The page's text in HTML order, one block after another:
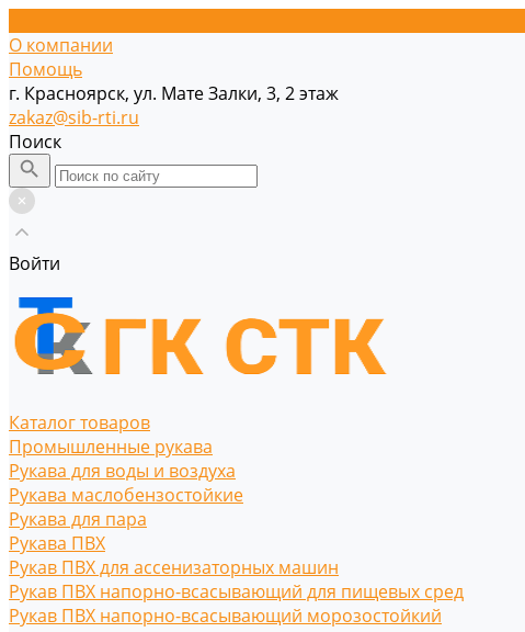
О компании
Помощь
г. Красноярск, ул. Мате Залки, 3, 2 этаж
zakaz@sib-rti.ru
Поиск
Войти
Каталог товаров
Промышленные рукава
Рукава для воды и воздуха
Рукава маслобензостойкие
Рукава для пара
Рукава ПВХ
Рукав ПВХ для ассенизаторных машин
Рукав ПВХ напорно-всасывающий для пищевых сред
Рукав ПВХ напорно-всасывающий морозостойкий